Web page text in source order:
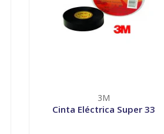
3M
Cinta Eléctrica Super 33